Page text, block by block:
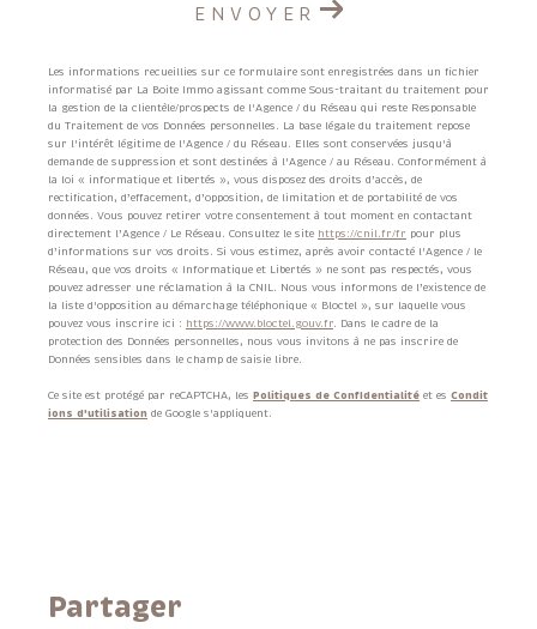
ENVOYER
Les informations recueillies sur ce formulaire sont enregistrées dans un fichier
informatisé par La Boite Immo agissant comme Sous-traitant du traitement pour
la gestion de la clientèle/prospects de l'Agence / du Réseau qui reste Responsable
du Traitement de vos Données personnelles. La base légale du traitement repose
sur l'intérêt légitime de l'Agence / du Réseau. Elles sont conservées jusqu'à
demande de suppression et sont destinées à l'Agence / au Réseau. Conformément à
la loi « informatique et libertés », vous disposez des droits d’accès, de
rectification, d’effacement, d’opposition, de limitation et de portabilité de vos
données. Vous pouvez retirer votre consentement à tout moment en contactant
directement l’Agence / Le Réseau. Consultez le site https://cnil.fr/fr pour plus
d’informations sur vos droits. Si vous estimez, après avoir contacté l'Agence / le
Réseau, que vos droits « Informatique et Libertés » ne sont pas respectés, vous
pouvez adresser une réclamation à la CNIL. Nous vous informons de l’existence de
la liste d'opposition au démarchage téléphonique « Bloctel », sur laquelle vous
pouvez vous inscrire ici : https://www.bloctel.gouv.fr. Dans le cadre de la
protection des Données personnelles, nous vous invitons à ne pas inscrire de
Données sensibles dans le champ de saisie libre.
Ce site est protégé par reCAPTCHA, les Politiques de Confidentialité et es Condit
ions d'utilisation de Google s'appliquent.
partager